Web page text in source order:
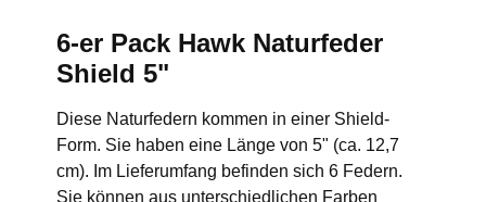
6-er Pack Hawk Naturfeder
Shield 5"
Diese Naturfedern kommen in einer Shield-
Form. Sie haben eine Länge von 5" (ca. 12,7
cm). Im Lieferumfang befinden sich 6 Federn.
Sie können aus unterschiedlichen Farben